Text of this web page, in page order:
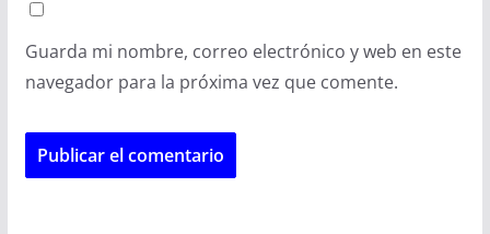
Guarda mi nombre, correo electrónico y web en este
navegador para la próxima vez que comente.